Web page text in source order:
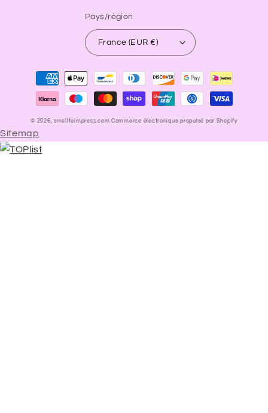
Pays/région
France (EUR €)
Moyens
paiement
© 2026,smelltoimpress.com Commerce électronique propulsé par Shopify
Sitemap